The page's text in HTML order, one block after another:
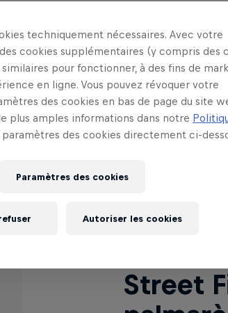
Pays :
Tokido
20
l'élite
tous
Street
techniquement nécessaires. Avec votre
cookies supplémentaires (y compris des
pour fonctionner, à des fins de
en ligne. Vous pouvez révoquer votre
des cookies en bas de page du site
plus amples informations dans notre
paramètres des cookies directement ci-
Paramètres des cookies
Autoriser les cookies